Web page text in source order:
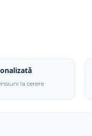
la cerere